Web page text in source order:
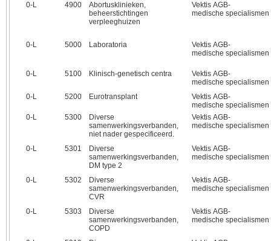
0‑L
4900
Abortusklinieken,
beheerstichtingen
verpleeghuizen
Vektis AGB-
medische specialismen
0‑L 5000 Laboratoria
Vektis AGB-
medische specialismen
0‑L 5100 Klinisch-genetisch centra
Vektis AGB-
medische specialismen
0‑L
5200 Eurotransplant
Vektis AGB-
medische specialismen
0‑L
5300
Diverse
samenwerkingsverbanden,
niet nader gespecificeerd.
Vektis AGB-
medische specialismen
0‑L 5301
Diverse
samenwerkingsverbanden,
DM type 2
Vektis AGB-
medische specialismen
0‑L 5302
Diverse
samenwerkingsverbanden,
CVR
Vektis AGB-
medische specialismen
0‑L 5303
Diverse
samenwerkingsverbanden,
COPD
Vektis AGB-
medische specialismen